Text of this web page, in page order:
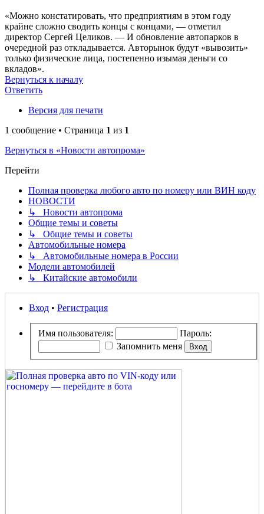
«Можно констатировать, что предприятиям в этом году
крайне сложно сводить концы с концами, — отметил
директор Сергей Целиков. — И обновление автопарков в
очередной раз откладывается. Авторынок будут «вывозить»
только физические лица, постепенно изымая деньги со
вкладов».
Вернуться к началу
Ответить
Версия для печати
1 сообщение • Страница 1 из 1
Вернуться в «Новости автопрома»
Перейти
Полная проверка любого авто по номеру или ВИН коду
НОВОСТИ
↳ Новости автопрома
Общие темы и советы
↳ Общие темы и советы
Автомобильные номера
↳ Автомобильные номера в России
Модели автомобилей
↳ Китайские автомобили
Вход • Регистрация
Имя пользователя:
Пароль:
Запомнить меня